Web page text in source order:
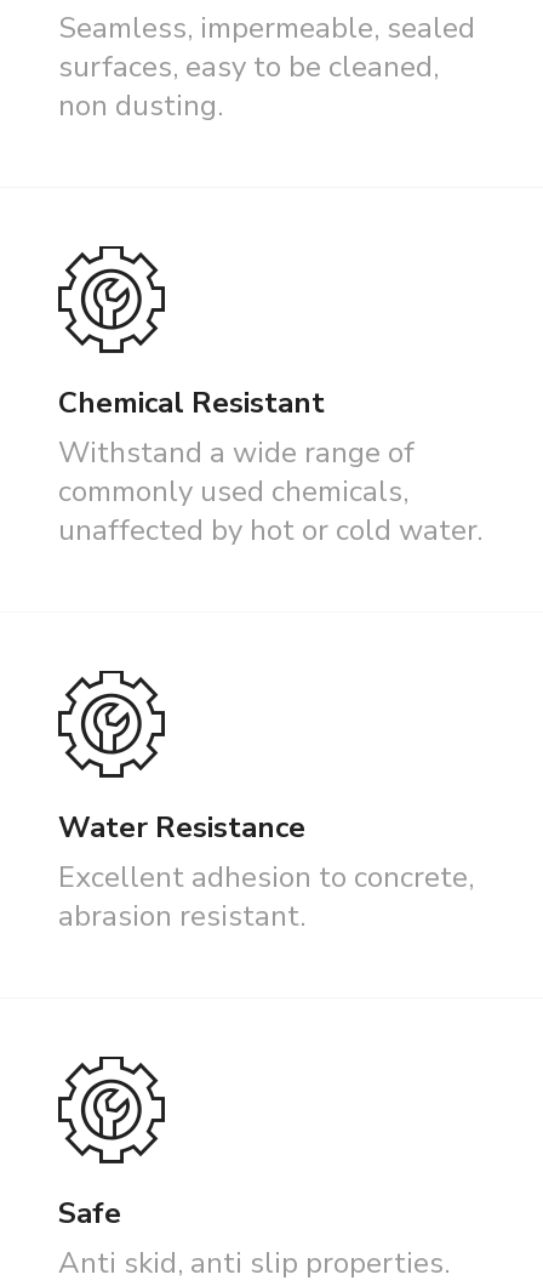
Seamless, impermeable, sealed
surfaces, easy to be cleaned,
non dusting.
Chemical Resistant
Withstand a wide range of
commonly used chemicals,
unaffected by hot or cold water.
Water Resistance
Excellent adhesion to concrete,
abrasion resistant.
Safe
Anti skid, anti slip properties.